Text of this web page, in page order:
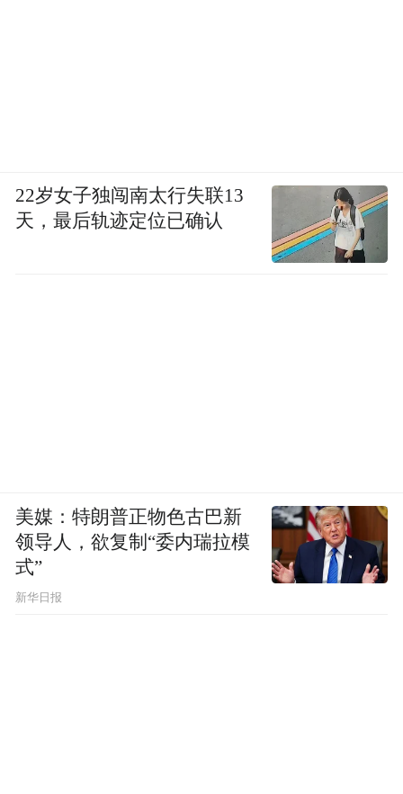
22岁女子独闯南太行失联13
天，最后轨迹定位已确认
美媒：特朗普正物色古巴新
领导人，欲复制“委内瑞拉模
式”
新华日报